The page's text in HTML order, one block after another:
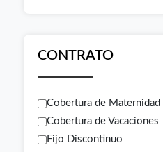
CONTRATO
Cobertura de Maternidad
Cobertura de Vacaciones
Fijo Discontinuo